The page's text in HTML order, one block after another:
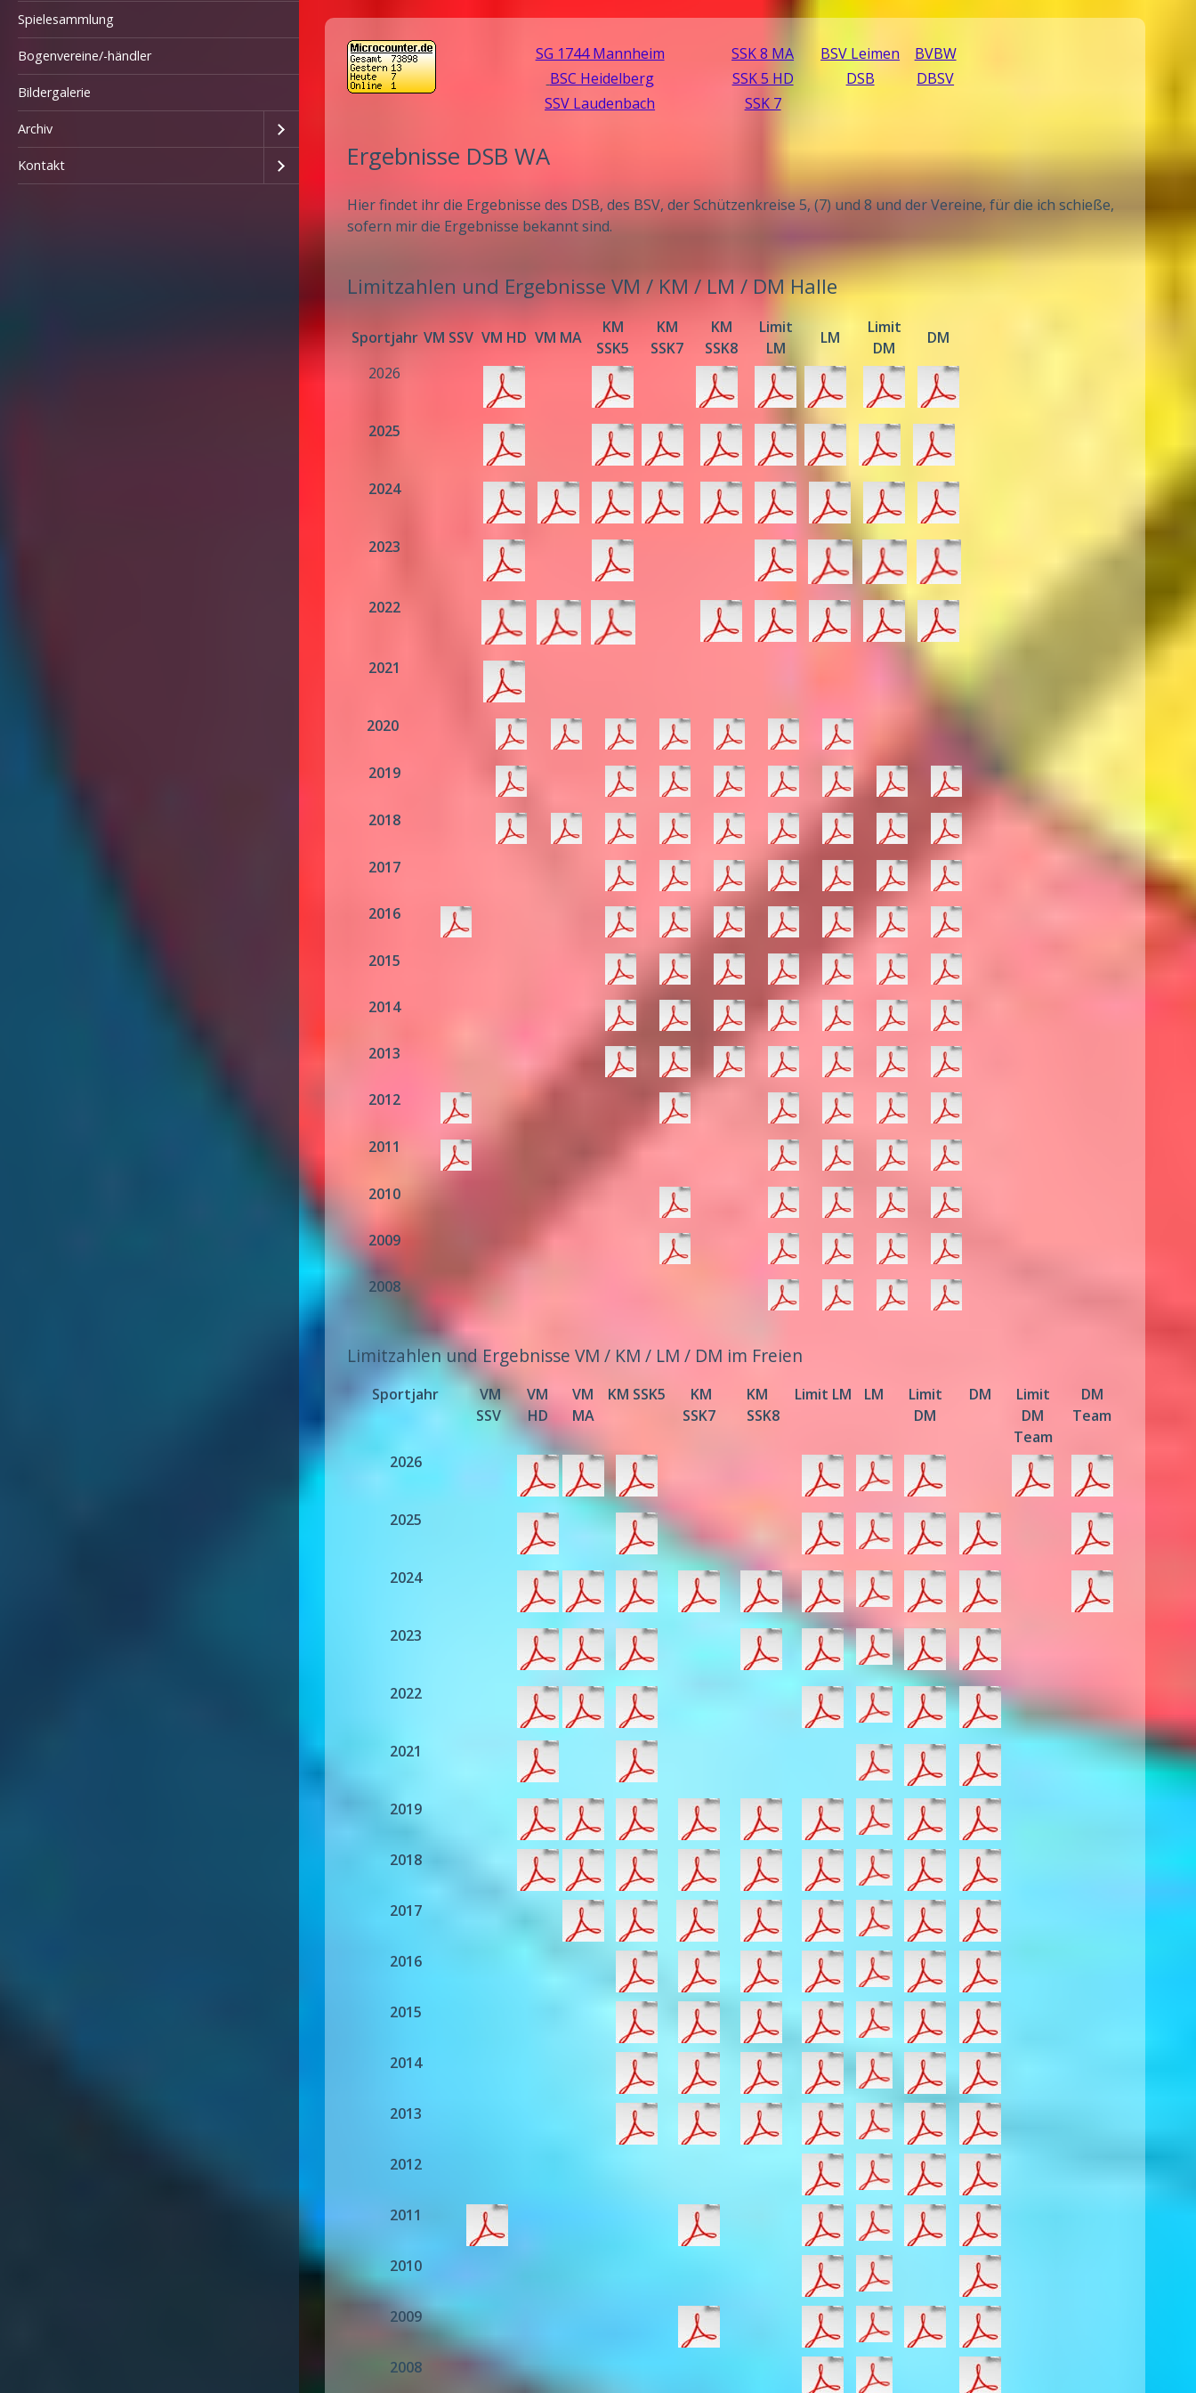
Spielesammlung
Bogenvereine/-händler
Bildergalerie
Archiv
Kontakt
SG 1744 Mannheim SSK 8 MA BSV Leimen
BVBW
BSC Heidelberg
SSK 5 HD DSB
DBSV
SSV Laudenbach
SSK 7
Ergebnisse DSB WA
Hier findet ihr die Ergebnisse des DSB, des BSV, der Schützenkreise 5, (7) und 8 und der Vereine, für die ich schieße,
sofern mir die Ergebnisse bekannt sind.
Limitzahlen und Ergebnisse VM / KM / LM / DM Halle
Sportjahr VM SSV VM HD VM MA
KM
SSK5
KM
SSK7
KM
SSK8
Limit
LM
LM
Limit
DM
DM
2026
2025
2024
2023
2022
2021
2020
2019
2018
2017
2016
2015
2014
2013
2012
2011
2010
2009
2008
Limitzahlen und Ergebnisse VM / KM / LM / DM im Freien
Sportjahr
VM
SSV
VM
HD
VM
MA
KM SSK5
KM
SSK7
KM
SSK8
Limit LM LM
Limit
DM
DM
Limit
DM
Team
DM
Team
2026
2025
2024
2023
2022
2021
2019
2018
2017
2016
2015
2014
2013
2012
2011
2010
2009
2008